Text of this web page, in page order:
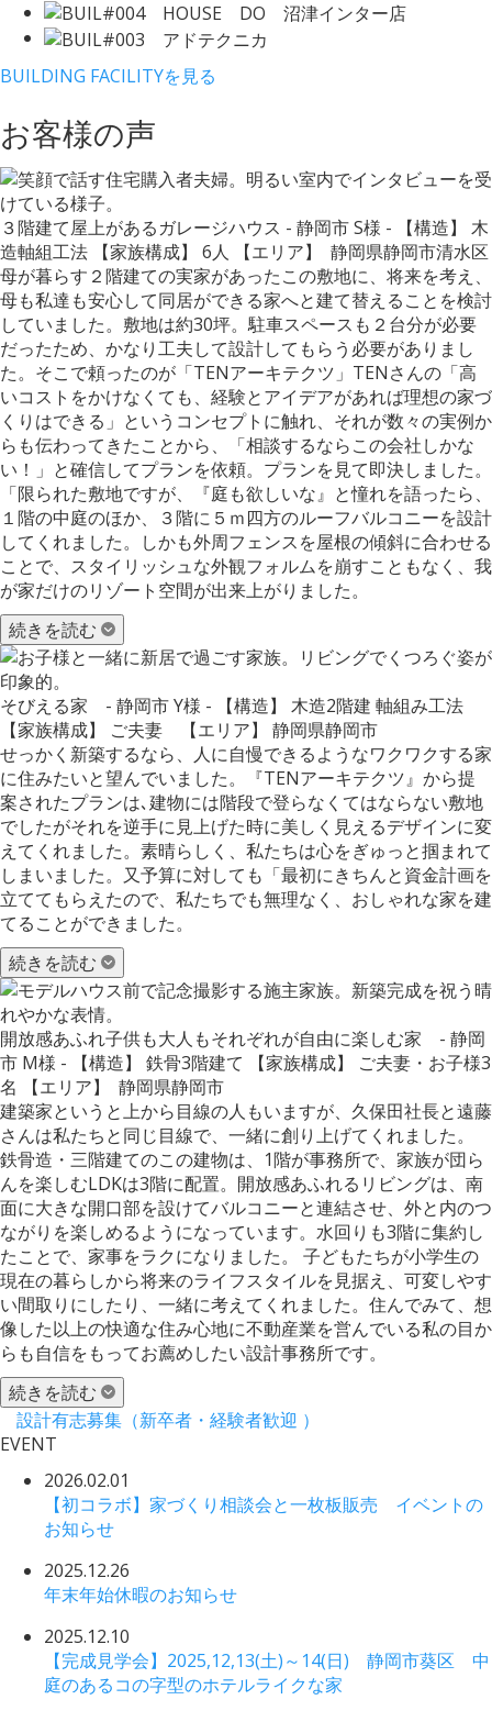
BUILDING FACILITYを見る
お客様の声
３階建て屋上があるガレージハウス - 静岡市 S様 - 【構造】 木
造軸組工法 【家族構成】 6人 【エリア】 静岡県静岡市清水区
母が暮らす２階建ての実家があったこの敷地に、将来を考え、
母も私達も安心して同居ができる家へと建て替えることを検討
していました。敷地は約30坪。駐車スペースも２台分が必要
だったため、かなり工夫して設計してもらう必要がありまし
た。そこで頼ったのが「TENアーキテクツ」TENさんの「高
いコストをかけなくても、経験とアイデアがあれば理想の家づ
くりはできる」というコンセプトに触れ、それが数々の実例か
らも伝わってきたことから、「相談するならこの会社しかな
い！」と確信してプランを依頼。プランを見て即決しました。
「限られた敷地ですが、『庭も欲しいな』と憧れを語ったら、
１階の中庭のほか、３階に５ｍ四方のルーフバルコニーを設計
してくれました。しかも外周フェンスを屋根の傾斜に合わせる
ことで、スタイリッシュな外観フォルムを崩すこともなく、我
が家だけのリゾート空間が出来上がりました。
続きを読む
そびえる家 - 静岡市 Y様 - 【構造】 木造2階建 軸組み工法
【家族構成】 ご夫妻 【エリア】 静岡県静岡市
せっかく新築するなら、人に自慢できるようなワクワクする家
に住みたいと望んでいました。『TENアーキテクツ』から提
案されたプランは､建物には階段で登らなくてはならない敷地
でしたがそれを逆手に見上げた時に美しく見えるデザインに変
えてくれました。素晴らしく、私たちは心をぎゅっと掴まれて
しまいました。又予算に対しても「最初にきちんと資金計画を
立ててもらえたので、私たちでも無理なく、おしゃれな家を建
てることができました。
続きを読む
開放感あふれ子供も大人もそれぞれが自由に楽しむ家 - 静岡
市 M様 - 【構造】 鉄骨3階建て 【家族構成】 ご夫妻・お子様3
名 【エリア】 静岡県静岡市
建築家というと上から目線の人もいますが、久保田社長と遠藤
さんは私たちと同じ目線で、一緒に創り上げてくれました。
鉄骨造・三階建てのこの建物は、1階が事務所で、家族が団ら
んを楽しむLDKは3階に配置。開放感あふれるリビングは、南
面に大きな開口部を設けてバルコニーと連結させ、外と内のつ
ながりを楽しめるようになっています。水回りも3階に集約し
たことで、家事をラクになりました。 子どもたちが小学生の
現在の暮らしから将来のライフスタイルを見据え、可変しやす
い間取りにしたり、一緒に考えてくれました。住んでみて、想
像した以上の快適な住み心地に不動産業を営んでいる私の目か
らも自信をもってお薦めしたい設計事務所です。
続きを読む
設計有志募集（新卒者・経験者歓迎 ）
EVENT
2026.02.01
【初コラボ】家づくり相談会と一枚板販売 イベントの
お知らせ
2025.12.26
年末年始休暇のお知らせ
2025.12.10
【完成見学会】2025,12,13(土)～14(日) 静岡市葵区 中
庭のあるコの字型のホテルライクな家